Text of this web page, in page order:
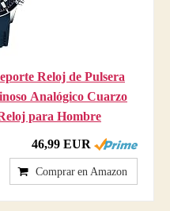
Reloj de Pulsera
Analógico Cuarzo
para Hombre
46,99 EUR
Comprar en Amazon